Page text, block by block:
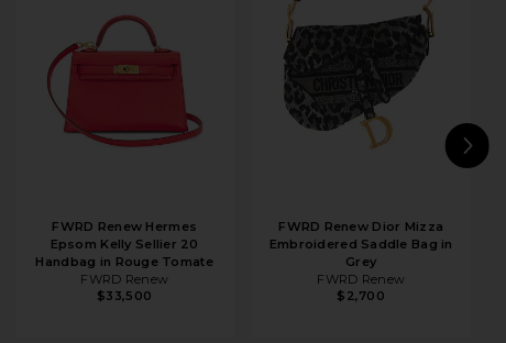
FWRD Renew Hermes
Epsom Kelly Sellier 20
Handbag in Rouge Tomate
FWRD Renew
$33,500
FWRD Renew Dior Mizza
Embroidered Saddle Bag in
Grey
FWRD Renew
$2,700